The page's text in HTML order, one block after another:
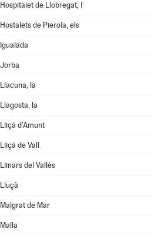
Hospitalet de Llobregat, l'
Hostalets de Pierola, els
Igualada
Jorba
Llacuna, la
Llagosta, la
Lliçà d'Amunt
Lliçà de Vall
Llinars del Vallès
Lluçà
Malgrat de Mar
Malla